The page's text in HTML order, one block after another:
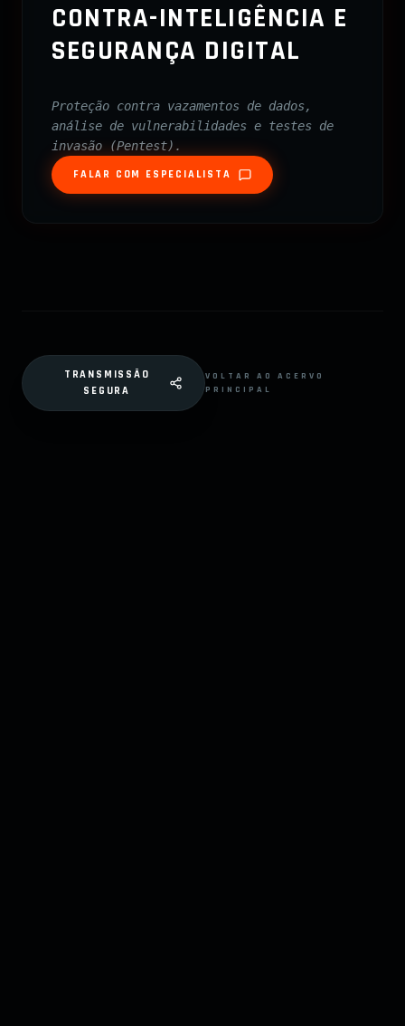
CONTRA-INTELIGÊNCIA E
SEGURANÇA DIGITAL
Proteção contra vazamentos de dados,
análise de vulnerabilidades e testes de
invasão (Pentest).
FALAR COM ESPECIALISTA
TRANSMISSÃO
SEGURA
VOLTAR AO ACERVO
PRINCIPAL